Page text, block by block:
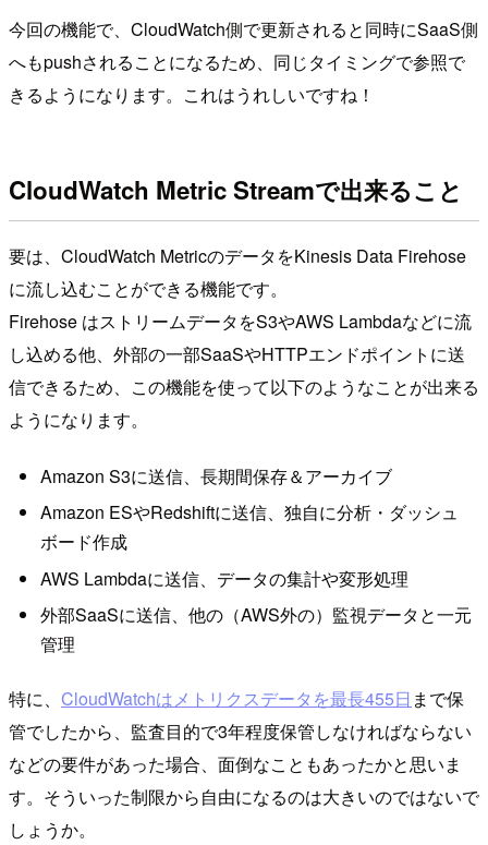
今回の機能で、CloudWatch側で更新されると同時にSaaS側
へもpushされることになるため、同じタイミングで参照で
きるようになります。これはうれしいですね！
CloudWatch Metric Streamで出来ること
要は、CloudWatch MetricのデータをKinesis Data Firehose
に流し込むことができる機能です。
Firehose はストリームデータをS3やAWS Lambdaなどに流
し込める他、外部の一部SaaSやHTTPエンドポイントに送
信できるため、この機能を使って以下のようなことが出来る
ようになります。
Amazon S3に送信、長期間保存＆アーカイブ
Amazon ESやRedshiftに送信、独自に分析・ダッシュ
ボード作成
AWS Lambdaに送信、データの集計や変形処理
外部SaaSに送信、他の（AWS外の）監視データと一元
管理
特に、 CloudWatchはメトリクスデータを最長455日 まで保
管でしたから、監査目的で3年程度保管しなければならない
などの要件があった場合、面倒なこともあったかと思いま
す。そういった制限から自由になるのは大きいのではないで
しょうか。